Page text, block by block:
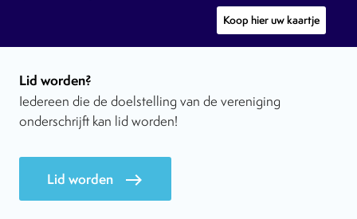
Koop hier uw kaartje
Lid worden?
Iedereen die de doelstelling van de vereniging
onderschrijft kan lid worden!
Lid worden east